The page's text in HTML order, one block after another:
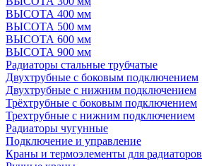
ВЫСОТА 400 мм
ВЫСОТА 500 мм
ВЫСОТА 600 мм
ВЫСОТА 900 мм
Радиаторы стальные трубчатые
Двухтрубные с боковым подключением
Двухтрубные с нижним подключением
Трёхтрубные с боковым подключением
Трехтрубные с нижним подключением
Радиаторы чугунные
Подключение и управление
Краны и термоэлементы для радиаторов